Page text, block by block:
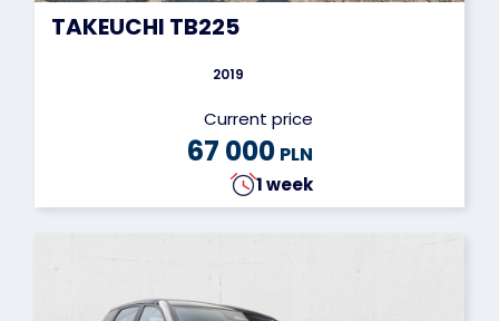
TAKEUCHI TB225
2019
Current price
67 000 PLN
1 week